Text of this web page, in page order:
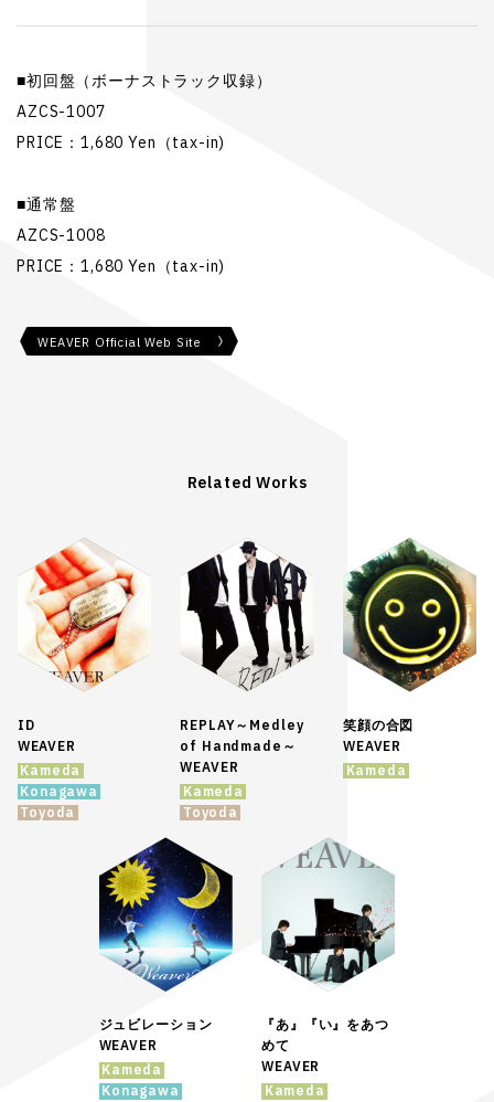
■初回盤（ボーナストラック収録）
AZCS-1007
PRICE：1,680 Yen（tax-in)
■通常盤
AZCS-1008
PRICE：1,680 Yen（tax-in)
WEAVER Official Web Site
Related Works
ID
WEAVER
Kameda
Konagawa
Toyoda
REPLAY～Medley
of Handmade～
WEAVER
Kameda
Toyoda
笑顔の合図
WEAVER
Kameda
ジュビレーション
WEAVER
Kameda
Konagawa
『あ』『い』をあつ
めて
WEAVER
Kameda